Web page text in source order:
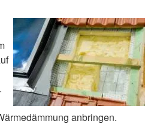
anbringen.